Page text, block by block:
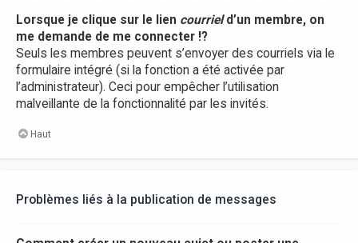
Lorsque je clique sur le lien courrield’un membre, on
me demande de me connecter !?
Seuls les membres peuvent s’envoyer des courriels via le
formulaire intégré (si la fonction a été activée par
l’administrateur). Ceci pour empêcher l’utilisation
malveillante de la fonctionnalité par les invités.
Haut
Problèmes liés à la publication de messages